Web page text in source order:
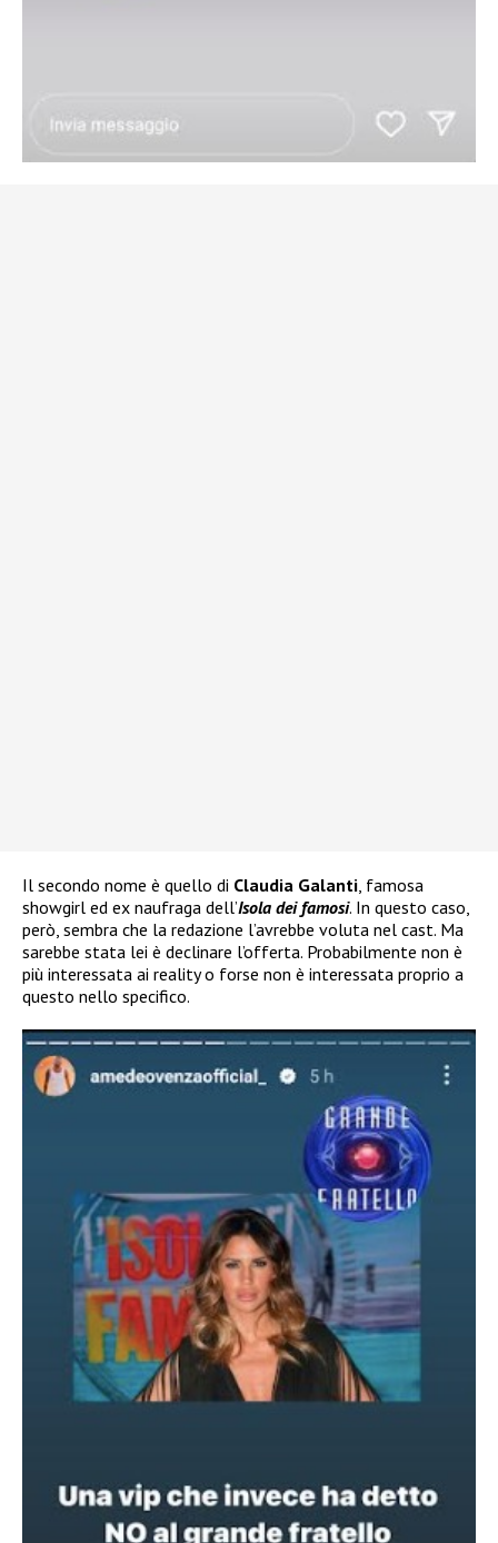
Il secondo nome è quello di Claudia Galanti , famosa
showgirl ed ex naufraga dell’Isola dei famosi. In questo caso,
però, sembra che la redazione l’avrebbe voluta nel cast. Ma
sarebbe stata lei è declinare l’offerta. Probabilmente non è
più interessata ai reality o forse non è interessata proprio a
questo nello specifico.